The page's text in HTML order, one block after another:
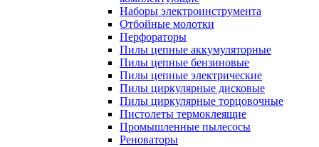
Наборы электроинструмента
Отбойные молотки
Перфораторы
Пилы цепные аккумуляторные
Пилы цепные бензиновые
Пилы цепные электрические
Пилы циркулярные дисковые
Пилы циркулярные торцовочные
Пистолеты термоклеящие
Промышленные пылесосы
Реноваторы